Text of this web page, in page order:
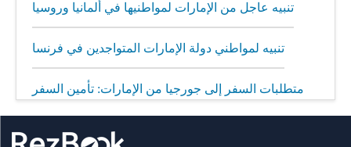
تنبيه عاجل من الإمارات لمواطنيها في ألمانيا وروسيا
تنبيه لمواطني دولة الإمارات المتواجدين في فرنسا
متطلبات السفر إلى جورجيا من الإمارات: تأمين السفر
إلزامي